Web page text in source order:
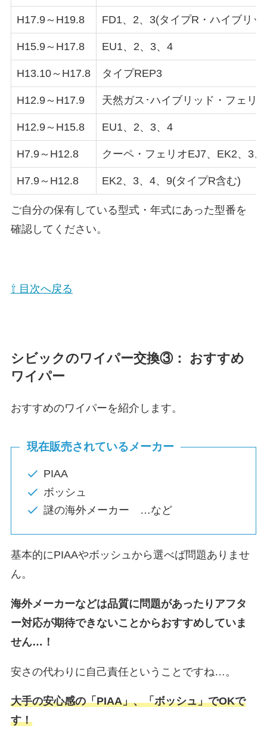
H17.9～H19.8 FD1、2、3(タイプR・ハイブリッ
H15.9～H17.8 EU1、2、3、4
H13.10～H17.8 タイプREP3
H12.9～H17.9 天然ガス･ハイブリッド・フェリ
H12.9～H15.8 EU1、2、3、4
H7.9～H12.8 クーペ・フェリオEJ7、EK2、3
H7.9～H12.8 EK2、3、4、9(タイプR含む)
ご自分の保有している型式・年式にあった型番を
確認してください。
⇧ 目次へ戻る
シビックのワイパー交換③： おすすめ
ワイパー
おすすめのワイパーを紹介します。
現在販売されているメーカー
PIAA
ボッシュ
謎の海外メーカー …など
基本的にPIAAやボッシュから選べば問題ありませ
ん。
海外メーカーなどは品質に問題があったりアフタ
ー対応が期待できないことからおすすめしていま
せん…！
安さの代わりに自己責任ということですね…。
大手の安心感の「PIAA」、「ボッシュ」でOKで
す！